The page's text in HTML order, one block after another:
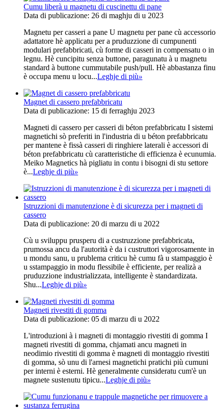
Cumu liberà u magnetu di cuscinettu di pane
Data di publicazione: 26 di maghju di u 2023
Magnetu per casseri a pane U magnetu per pane cù accessorio
adattatore hè applicatu per a pruduzzione di cumpunenti
modulari prefabbricati, cù forme di casseri in compensatu o in
legnu. Hè cuncipitu senza buttone, paragunatu à u magnetu
standard à buttone cummutabile push/pull. Hè abbastanza finu
è occupa menu u locu...Leghje di più»
Magnet di cassero prefabbricatu
Data di publicazione: 15 di ferraghju 2023
Magneti di cassero per casseri di béton prefabbricatu I sistemi
magnetichi sò preferiti in l'industria di u béton prefabbricatu
per mantene è fissà casseri di ringhiere laterali è accessori di
béton prefabbricatu cù caratteristiche di efficienza è ecunumia.
Meiko Magnetics hà pigliatu in contu i bisogni di stu settore
è...Leghje di più»
Istruzzioni di manutenzione è di sicurezza per i magneti di
cassero
Data di publicazione: 20 di marzu di u 2022
Cù u sviluppu prusperu di a custruzzione prefabbricata,
prumossa ancu da l'autorità è da i custruttori vigorosamente in
u mondu sanu, u prublema criticu hè cumu fà u stampaggio è
u sstampaggio in modu flessibile è efficiente, per realizà a
pruduzzione industrializzata, intelligente è standardizata.
Shu...Leghje di più»
Magneti rivestiti di gomma
Data di publicazione: 05 di marzu di u 2022
L'introduzioni à i magneti di montaggio rivestiti di gomma I
magneti rivestiti di gomma, chjamati ancu magneti in
neodimio rivestiti di gomma è magneti di montaggio rivestiti
di gomma, sò unu di l'arnesi magnetichi pratichi più cumuni
per interni è esterni. Hè generalmente cunsideratu cum'è un
magnete sustenutu tipicu...Leghje di più»